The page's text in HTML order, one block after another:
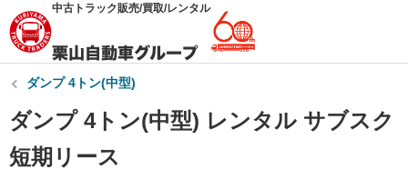
中古トラック販売/買取/レンタル
ダンプ 4トン(中型)
ダンプ 4トン(中型) レンタル サブスク
短期リース